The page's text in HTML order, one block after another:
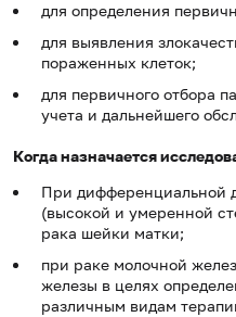
для определения
для выявления
пораженных клеток;
для первичного отбора
учета и дальнейшего
Когда назначается
При дифференциальной
(высокой и умеренной
рака шейки матки;
при раке молочной
железы в целях
различным видам